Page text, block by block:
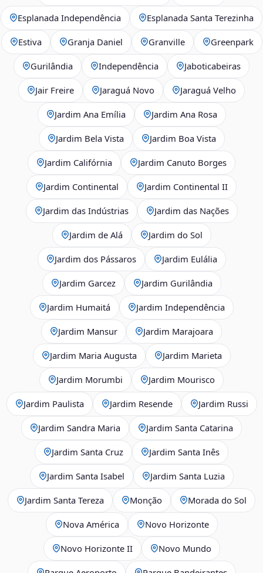
Esplanada Independência Esplanada Santa Terezinha
Estiva Granja Daniel Granville Greenpark
Gurilândia Independência Jaboticabeiras
Jair Freire Jaraguá Novo Jaraguá Velho
Jardim Ana Emília Jardim Ana Rosa
Jardim Bela Vista Jardim Boa Vista
Jardim Califórnia Jardim Canuto Borges
Jardim Continental Jardim Continental II
Jardim das Indústrias Jardim das Nações
Jardim de Alá Jardim do Sol
Jardim dos Pássaros Jardim Eulália
Jardim Garcez Jardim Gurilândia
Jardim Humaitá Jardim Independência
Jardim Mansur Jardim Marajoara
Jardim Maria Augusta Jardim Marieta
Jardim Morumbi Jardim Mourisco
Jardim Paulista Jardim Resende Jardim Russi
Jardim Sandra Maria Jardim Santa Catarina
Jardim Santa Cruz Jardim Santa Inês
Jardim Santa Isabel Jardim Santa Luzia
Jardim Santa Tereza Monção Morada do Sol
Nova América Novo Horizonte
Novo Horizonte II Novo Mundo